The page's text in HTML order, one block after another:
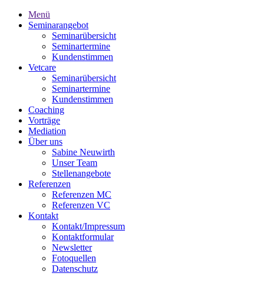
Menü
Seminarangebot
Seminarübersicht
Seminartermine
Kundenstimmen
Vetcare
Seminarübersicht
Seminartermine
Kundenstimmen
Coaching
Vorträge
Mediation
Über uns
Sabine Neuwirth
Unser Team
Stellenangebote
Referenzen
Referenzen MC
Referenzen VC
Kontakt
Kontakt/Impressum
Kontaktformular
Newsletter
Fotoquellen
Datenschutz